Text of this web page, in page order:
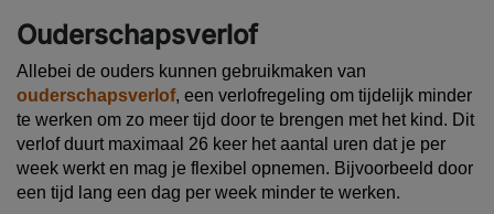
Ouderschapsverlof
Allebei de ouders kunnen gebruikmaken van
ouderschapsverlof, een verlofregeling om tijdelijk minder
te werken om zo meer tijd door te brengen met het kind. Dit
verlof duurt maximaal 26 keer het aantal uren dat je per
week werkt en mag je flexibel opnemen. Bijvoorbeeld door
een tijd lang een dag per week minder te werken.